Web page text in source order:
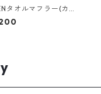
タオルマフラー(カチ